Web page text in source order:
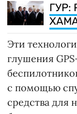
ГУР:
Эти
глушения
с помощью
средства для